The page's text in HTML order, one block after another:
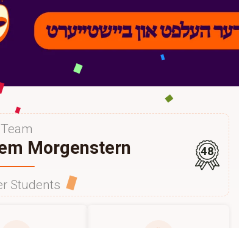
Team
Morgenstern
Students
48